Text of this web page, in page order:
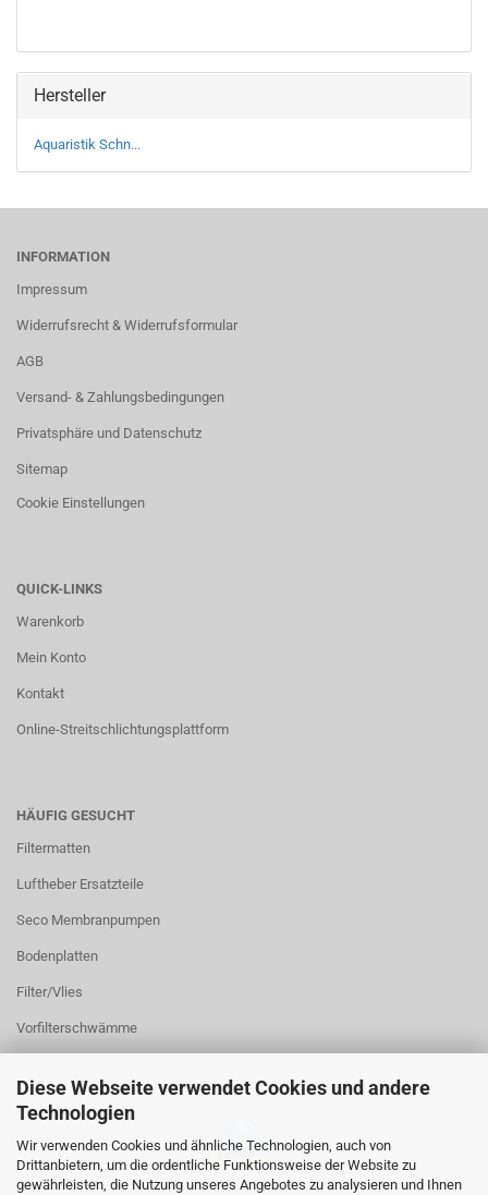
Diese Webseite verwendet Cookies und andere
Technologien
Wir verwenden Cookies und ähnliche Technologien, auch von
Drittanbietern, um die ordentliche Funktionsweise der Website zu
gewährleisten, die Nutzung unseres Angebotes zu analysieren und Ihnen
Hersteller
Aquaristik Schn...
INFORMATION
Impressum
Widerrufsrecht & Widerrufsformular
AGB
Versand- & Zahlungsbedingungen
Privatsphäre und Datenschutz
Sitemap
Cookie Einstellungen
QUICK-LINKS
Warenkorb
Mein Konto
Kontakt
Online-Streitschlichtungsplattform
HÄUFIG GESUCHT
Filtermatten
Luftheber Ersatzteile
Seco Membranpumpen
Bodenplatten
Filter/Vlies
Vorfilterschwämme